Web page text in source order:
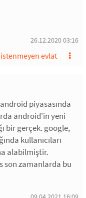
26.12.2020 03:16
istenmeyen evlat
piyasasında
android'in yeni
bir gerçek. google,
kullanıcıları
alabilmiştir.
son zamanlarda bu